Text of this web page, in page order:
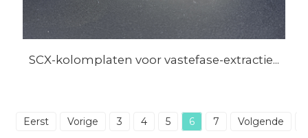
SCX-kolomplaten voor vastefase-extractie...
Eerst Vorige 3 4 5 6 7 Volgende